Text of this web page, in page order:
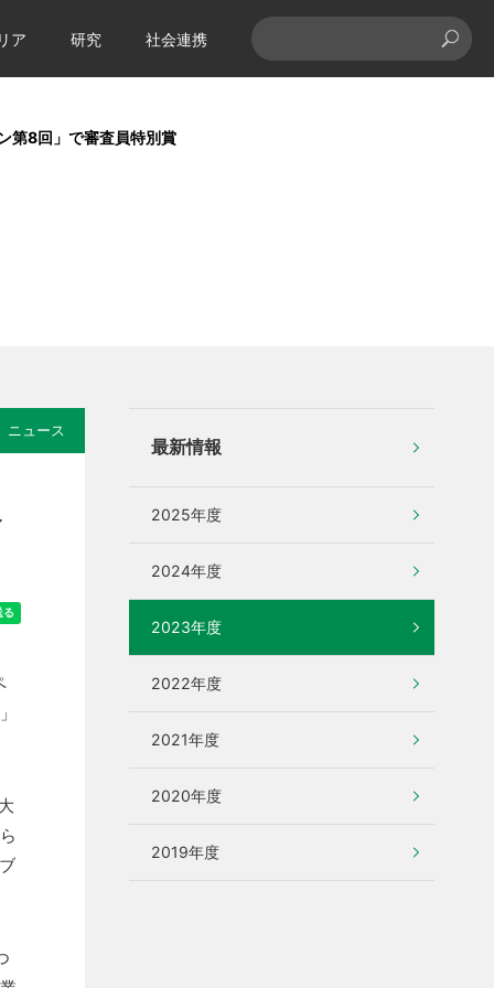
ア 研究 社会連携
第8回」で審査員特別賞
ニュース
最新情報
2025年度
2024年度
2023年度
2022年度
2021年度
2020年度
2019年度